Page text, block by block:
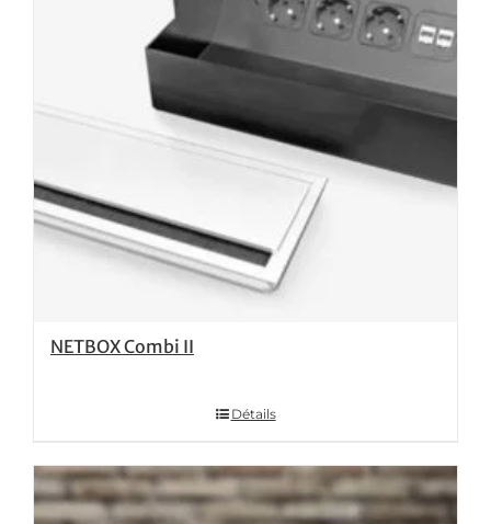
NETBOX Combi II
Détails